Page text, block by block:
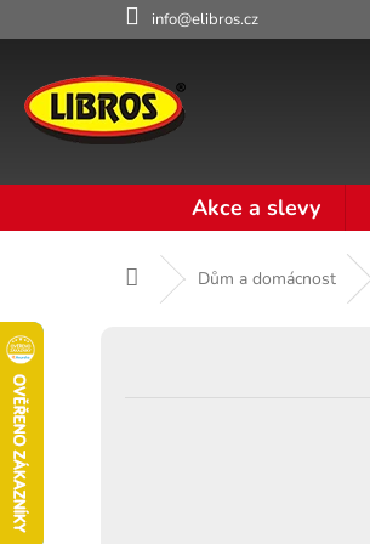
na
info@elibros.cz
Akce a slevy
Domů Dům a domácnost